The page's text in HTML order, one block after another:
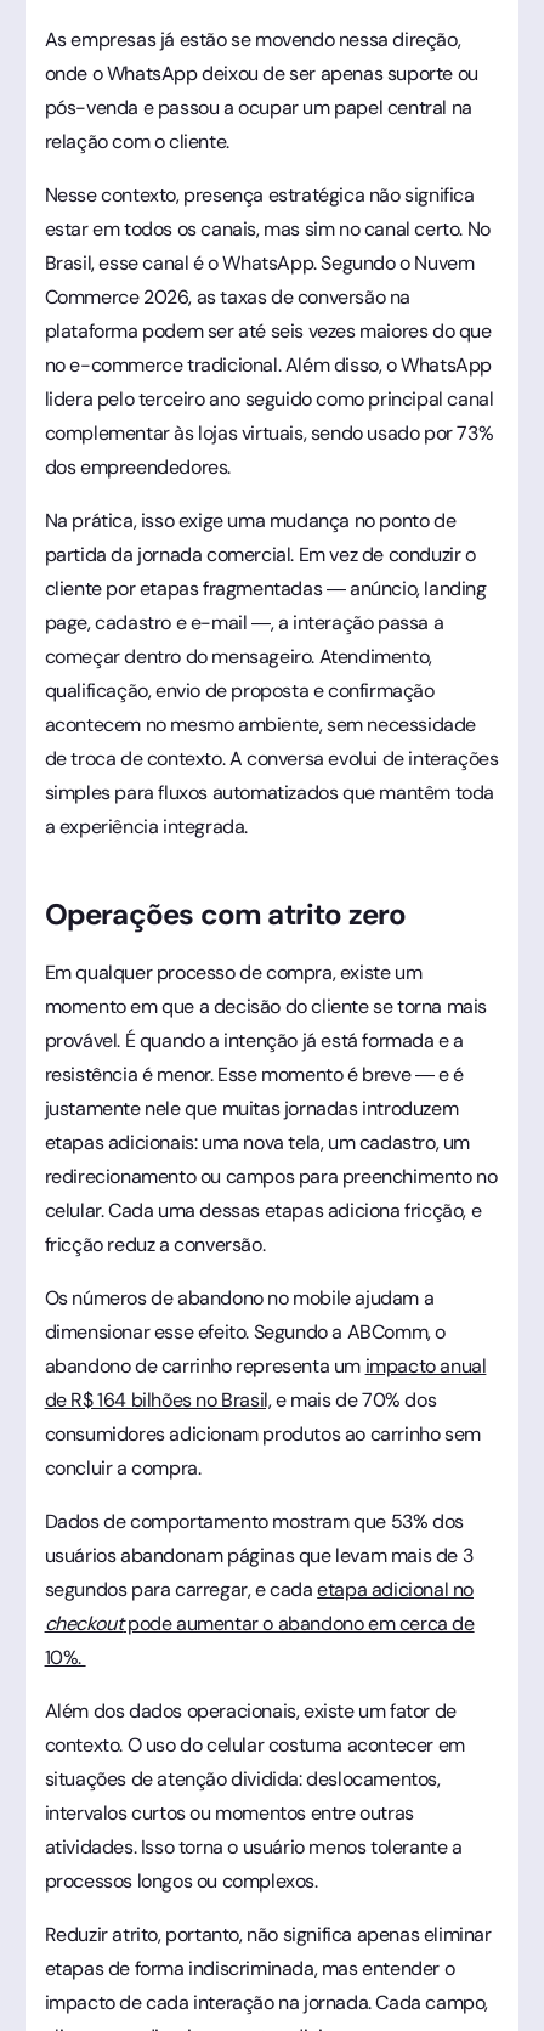
As empresas já estão se movendo nessa direção,
onde o WhatsApp deixou de ser apenas suporte ou
pós-venda e passou a ocupar um papel central na
relação com o cliente.
Nesse contexto, presença estratégica não significa
estar em todos os canais, mas sim no canal certo. No
Brasil, esse canal é o WhatsApp. Segundo o Nuvem
Commerce 2026, as taxas de conversão na
plataforma podem ser até seis vezes maiores do que
no e-commerce tradicional. Além disso, o WhatsApp
lidera pelo terceiro ano seguido como principal canal
complementar às lojas virtuais, sendo usado por 73%
dos empreendedores.
Na prática, isso exige uma mudança no ponto de
partida da jornada comercial. Em vez de conduzir o
cliente por etapas fragmentadas — anúncio, landing
page, cadastro e e-mail —, a interação passa a
começar dentro do mensageiro. Atendimento,
qualificação, envio de proposta e confirmação
acontecem no mesmo ambiente, sem necessidade
de troca de contexto. A conversa evolui de interações
simples para fluxos automatizados que mantêm toda
a experiência integrada.
Operações com atrito zero
Em qualquer processo de compra, existe um
momento em que a decisão do cliente se torna mais
provável. É quando a intenção já está formada e a
resistência é menor. Esse momento é breve — e é
justamente nele que muitas jornadas introduzem
etapas adicionais: uma nova tela, um cadastro, um
redirecionamento ou campos para preenchimento no
celular. Cada uma dessas etapas adiciona fricção, e
fricção reduz a conversão.
Os números de abandono no mobile ajudam a
dimensionar esse efeito. Segundo a ABComm, o
abandono de carrinho representa um impacto anual
de R$ 164 bilhões no Brasil,e mais de 70% dos
consumidores adicionam produtos ao carrinho sem
concluir a compra.
Dados de comportamento mostram que 53% dos
usuários abandonam páginas que levam mais de 3
segundos para carregar, e cadaetapa adicional no
checkoutpode aumentar o abandono em cerca de
10%.
Além dos dados operacionais, existe um fator de
contexto. O uso do celular costuma acontecer em
situações de atenção dividida: deslocamentos,
intervalos curtos ou momentos entre outras
atividades. Isso torna o usuário menos tolerante a
processos longos ou complexos.
Reduzir atrito, portanto, não significa apenas eliminar
etapas de forma indiscriminada, mas entender o
impacto de cada interação na jornada. Cada campo,